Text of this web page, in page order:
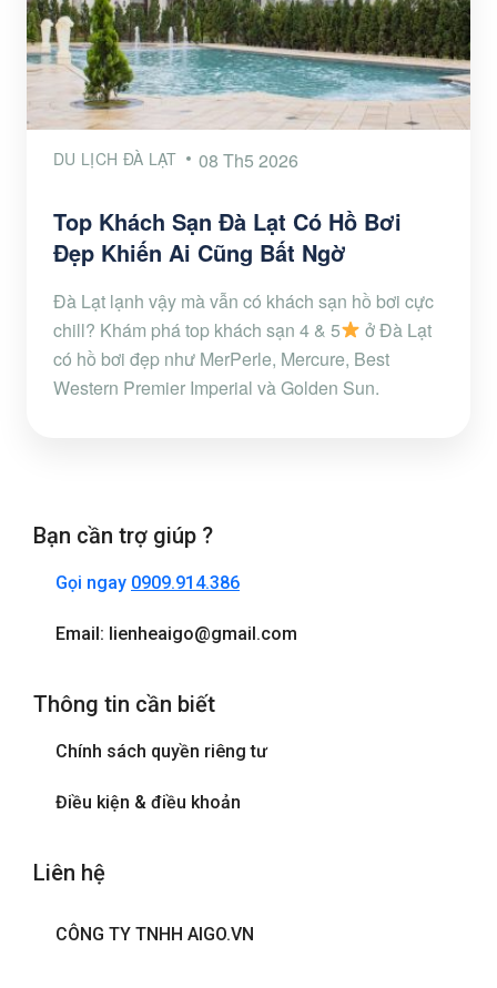
DU LỊCH ĐÀ LẠT 08 Th5 2026
Top Khách Sạn Đà Lạt Có Hồ Bơi
Đẹp Khiến Ai Cũng Bất Ngờ
Đà Lạt lạnh vậy mà vẫn có khách sạn hồ bơi cực
chill? Khám phá top khách sạn 4 & 5
ở Đà Lạt
có hồ bơi đẹp như MerPerle, Mercure, Best
Western Premier Imperial và Golden Sun.
Bạn cần trợ giúp ?
Gọi ngay 0909.914.386
Email: lienheaigo@gmail.com
Thông tin cần biết
Chính sách quyền riêng tư
Điều kiện & điều khoản
Liên hệ
CÔNG TY TNHH AIGO.VN